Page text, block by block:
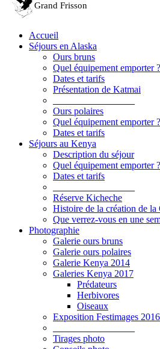
Accueil
Séjours en Alaska
Ours bruns
Quel équipement emporter ?
Dates et tarifs
Présentation de Katmai
Ours polaires
Quel équipement emporter ?
Dates et tarifs
Séjours au Kenya
Description du séjour
Quel équipement emporter ?
Dates et tarifs
Réserve Kicheche
Histoire de la création de la
Que verrez-vous en une
Photographie
Galerie ours bruns
Galerie ours polaires
Galerie Kenya 2014
Galeries Kenya 2017
Prédateurs
Herbivores
Oiseaux
Exposition Festimages 2016
Tirages photo